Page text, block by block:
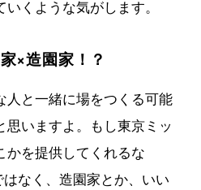
くような気がします。
×造園家！？
と一緒に場をつくる可能
いますよ。もし東京ミッ
かを提供してくれるな
なく、造園家とか、いい